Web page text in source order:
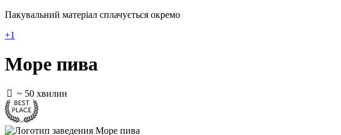
Пакувальний матеріал сплачується окремо
+1
Море пива
~ 50 хвилин